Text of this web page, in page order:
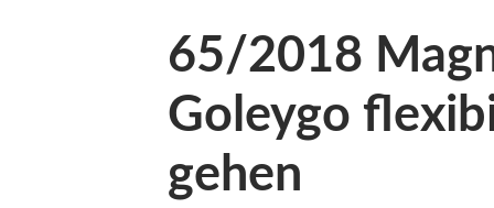
65/2018
Goleygo
gehen